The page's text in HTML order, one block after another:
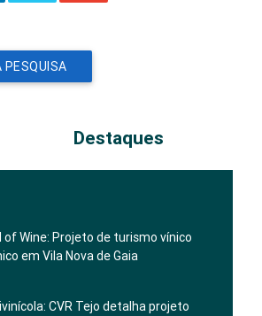
PESQUISA
Destaques
of Wine: Projeto de turismo vínico
em Vila Nova de Gaia
CVR Tejo detalha projeto